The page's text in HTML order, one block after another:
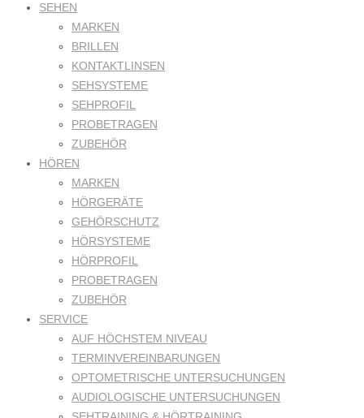
SEHEN
MARKEN
BRILLEN
KONTAKTLINSEN
SEHSYSTEME
SEHPROFIL
PROBETRAGEN
ZUBEHÖR
HÖREN
MARKEN
HÖRGERÄTE
GEHÖRSCHUTZ
HÖRSYSTEME
HÖRPROFIL
PROBETRAGEN
ZUBEHÖR
SERVICE
AUF HÖCHSTEM NIVEAU
TERMINVEREINBARUNGEN
OPTOMETRISCHE UNTERSUCHUNGEN
AUDIOLOGISCHE UNTERSUCHUNGEN